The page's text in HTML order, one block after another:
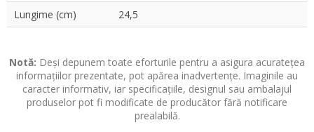
Lungime (cm) 24,5
Notă: Deși depunem toate eforturile pentru a asigura acuratețea
informațiilor prezentate, pot apărea inadvertențe. Imaginile au
caracter informativ, iar specificațiile, designul sau ambalajul
produselor pot fi modificate de producător fără notificare
prealabilă.